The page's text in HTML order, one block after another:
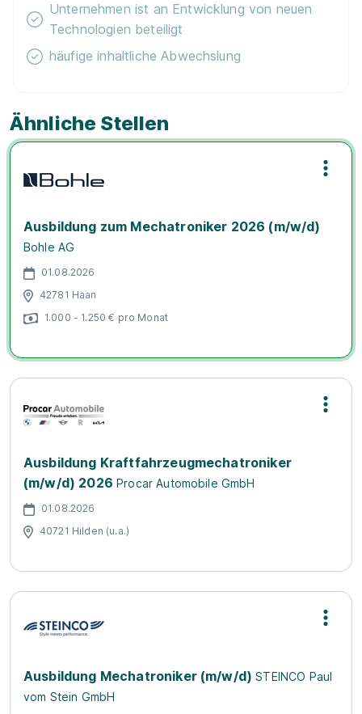
Ähnliche Stellen
Ausbildung zum Mechatroniker 2026 (m/w/d)
Bohle AG
01.08.2026
42781 Haan
1.000 - 1.250 € pro Monat
Ausbildung Kraftfahrzeugmechatroniker
(m/w/d) 2026 Procar Automobile GmbH
01.08.2026
40721 Hilden (u.a.)
Ausbildung Mechatroniker (m/w/d) STEINCO Paul
vom Stein GmbH
Unternehmen ist an Entwicklung von neuen
Technologien beteiligt
häufige inhaltliche Abwechslung